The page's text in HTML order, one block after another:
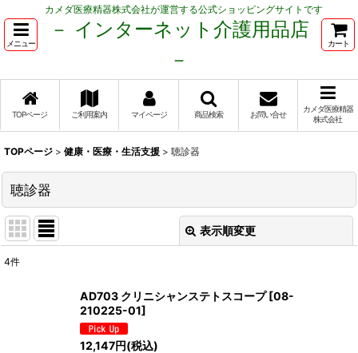
カメダ医療精器株式会社が運営する公式ショッピングサイトです
メニュー
－ インターネット介護用品店
－
カート
TOPページ ご利用案内 マイページ 商品検索 お問い合せ
カメダ医療精器
株式会社
TOPページ > 健康・医療・生活支援 > 聴診器
聴診器
表示順変更
4件
AD703 クリニシャンステトスコープ [08-
210225-01]
12,147円(税込)